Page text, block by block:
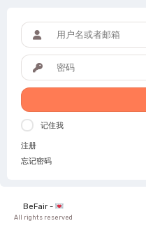
记住我
注册
忘记密码
BeFair -
All rights reserved